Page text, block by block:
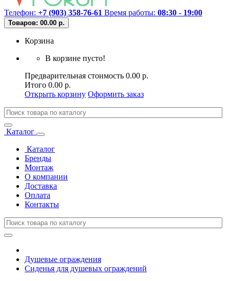
Телефон: +7 (903) 358-76-61 Время работы: 08:30 - 19:00
Товаров: 00.00 р.
Корзина
В корзине пусто!
Предварительная стоимость 0.00 р.
Итого 0.00 р.
Открыть корзину Оформить заказ
Каталог
Каталог
Бренды
Монтаж
О компании
Доставка
Оплата
Контакты
Душевые ограждения
Сиденья для душевых ограждений